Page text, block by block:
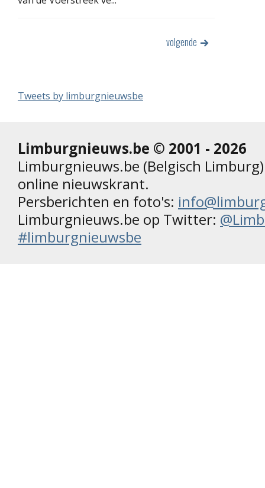
volgende
Tweets by limburgnieuwsbe
Limburgnieuws.be © 2001 - 2026
Limburgnieuws.be (Belgisch
online nieuwskrant.
Persberichten en foto's:
Limburgnieuws.be op Twitter:
#limburgnieuwsbe